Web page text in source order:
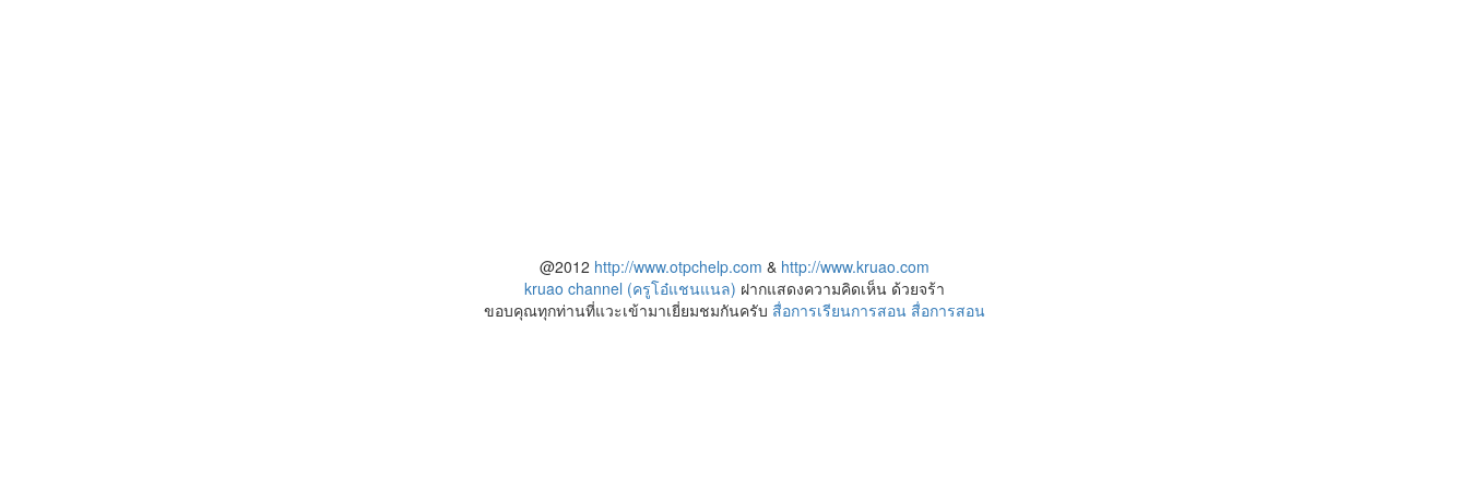
@2012 http://www.otpchelp.com & http://www.kruao.com
kruao channel (ครูโอ๋แชนแนล) ฝากแสดงความคิดเห็น ด้วยจร้า
ขอบคุณทุกท่านที่แวะเข้ามาเยี่ยมชมกันครับ สื่อการเรียนการสอน สื่อการสอน